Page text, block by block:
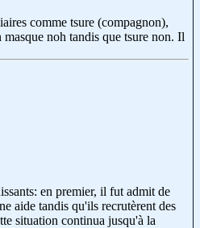
comme tsure (compagnon),
noh tandis que tsure non. Il
en premier, il fut admit de
aide tandis qu'ils recrutèrent des
situation continua jusqu'à la